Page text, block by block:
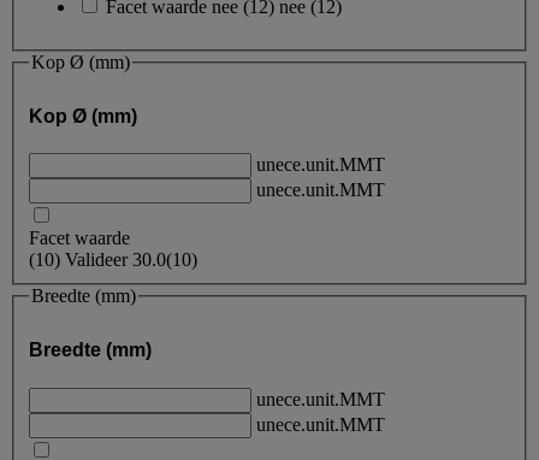
Facet waarde nee (12) nee (12)
Kop Ø (mm)
Kop Ø (mm)
unece.unit.MMT
unece.unit.MMT
Facet waarde
(10) Valideer30.0(10)
Breedte (mm)
Breedte (mm)
unece.unit.MMT
unece.unit.MMT